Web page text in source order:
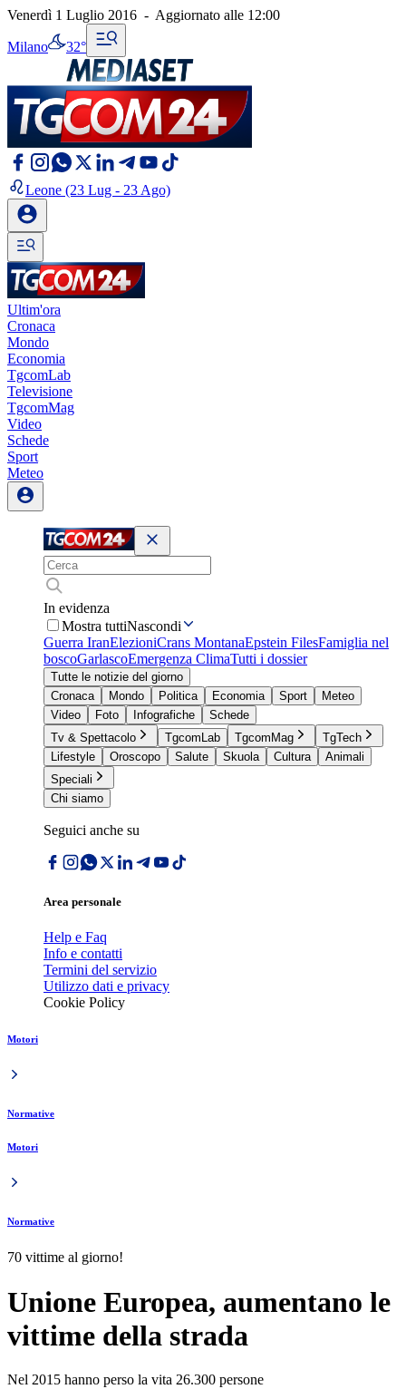
Venerdì 1 Luglio 2016 - Aggiornato alle 12:00
Milano 32°
Leone (23 Lug - 23 Ago)
Ultim'ora
Cronaca
Mondo
Economia
TgcomLab
Televisione
TgcomMag
Video
Schede
Sport
Meteo
In evidenza
Mostra tuttiNascondi
Guerra IranElezioniCrans MontanaEpstein FilesFamiglia nel
boscoGarlascoEmergenza ClimaTutti i dossier
Tutte le notizie del giorno
Cronaca
Mondo Politica Economia Sport
Meteo
Video
Foto Infografiche
Schede
Tv & Spettacolo
TgcomLab TgcomMag
TgTech
Lifestyle
Oroscopo Salute Skuola Cultura
Animali
Speciali
Chi siamo
Seguici anche su
Area personale
Help e Faq
Info e contatti
Termini del servizio
Utilizzo dati e privacy
Cookie Policy
Motori
Normative
Motori
Normative
70 vittime al giorno!
Unione Europea, aumentano le
vittime della strada
Nel 2015 hanno perso la vita 26.300 persone